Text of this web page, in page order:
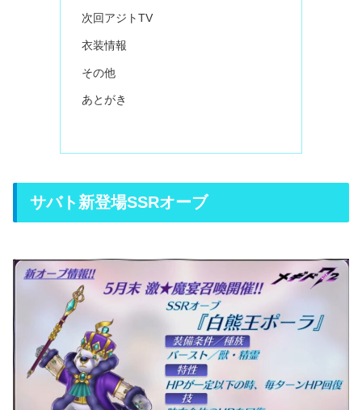
次回アジトTV
衣装情報
その他
あとがき
サバト新登場SSRオーブ